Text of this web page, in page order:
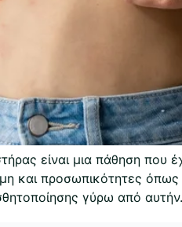
είναι μια πάθηση που
και προσωπικότητες
γύρω από